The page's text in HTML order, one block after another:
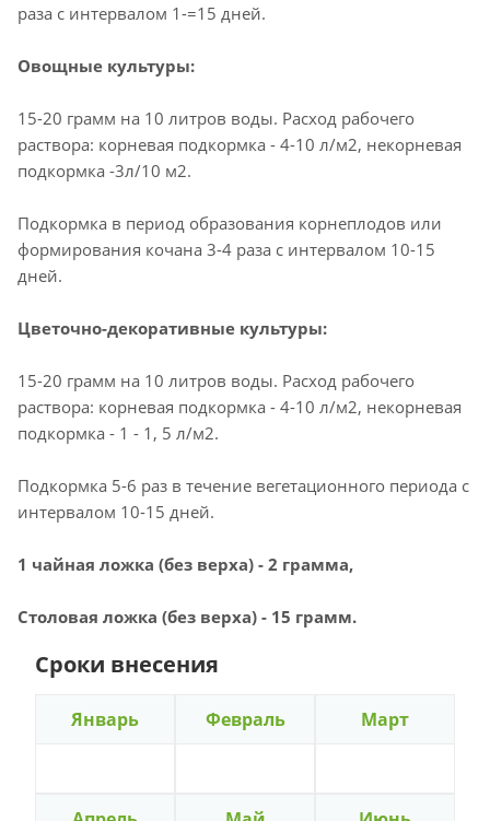
раза с интервалом 1-=15 дней.
Овощные культуры:
15-20 грамм на 10 литров воды. Расход рабочего
раствора: корневая подкормка - 4-10 л/м2, некорневая
подкормка -3л/10 м2.
Подкормка в период образования корнеплодов или
формирования кочана 3-4 раза с интервалом 10-15
дней.
Цветочно-декоративные культуры:
15-20 грамм на 10 литров воды. Расход рабочего
раствора: корневая подкормка - 4-10 л/м2, некорневая
подкормка - 1 - 1, 5 л/м2.
Подкормка 5-6 раз в течение вегетационного периода с
интервалом 10-15 дней.
1 чайная ложка (без верха) - 2 грамма,
Столовая ложка (без верха) - 15 грамм.
Сроки внесения
Январь Февраль Март